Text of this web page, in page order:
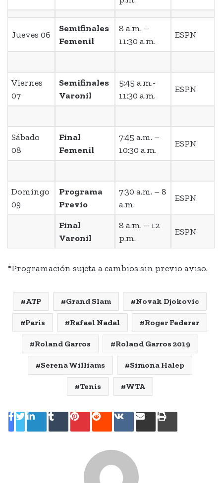
Jueves 06
Semifinales
Femenil
8 a.m. –
11:30 a.m.
ESPN
Viernes
07
Semifinales
Varonil
5:45 a.m.-
11:30 a.m.
ESPN
Sábado
08
Final
Femenil
7:45 a.m. –
10:30 a.m.
ESPN
Domingo
09
Programa
Previo
7:30 a.m. – 8
a.m.
ESPN
Final
Varonil
8 a.m. – 12
p.m.
ESPN
*Programación sujeta a cambios sin previo aviso.
ATP Grand Slam Novak Djokovic
Paris Rafael Nadal Roger Federer
Roland Garros Roland Garros 2019
Serena Williams Simona Halep
Tenis WTA
LinkedIn
TumblrPinterestRedditVKontakte
SharePrint